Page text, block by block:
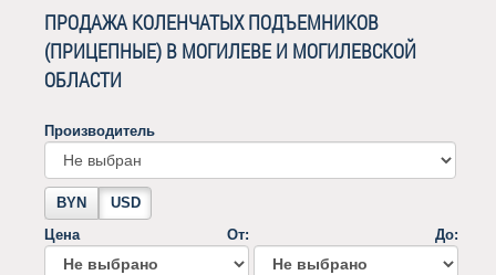
ПРОДАЖА КОЛЕНЧАТЫХ ПОДЪЕМНИКОВ
(ПРИЦЕПНЫЕ) В МОГИЛЕВЕ И МОГИЛЕВСКОЙ
ОБЛАСТИ
Производитель
BYN
USD
Цена
От: До: